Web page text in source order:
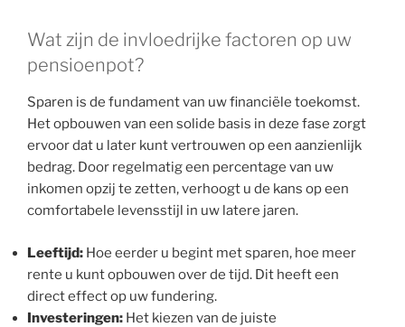
Wat zijn de invloedrijke factoren op uw
pensioenpot?
Sparen is de fundament van uw financiële toekomst.
Het opbouwen van een solide basis in deze fase zorgt
ervoor dat u later kunt vertrouwen op een aanzienlijk
bedrag. Door regelmatig een percentage van uw
inkomen opzij te zetten, verhoogt u de kans op een
comfortabele levensstijl in uw latere jaren.
Leeftijd: Hoe eerder u begint met sparen, hoe meer
rente u kunt opbouwen over de tijd. Dit heeft een
direct effect op uw fundering.
Investeringen: Het kiezen van de juiste